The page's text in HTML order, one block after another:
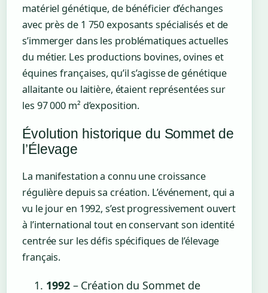
matériel génétique, de bénéficier d’échanges
avec près de 1 750 exposants spécialisés et de
s’immerger dans les problématiques actuelles
du métier. Les productions bovines, ovines et
équines françaises, qu’il s’agisse de génétique
allaitante ou laitière, étaient représentées sur
les 97 000 m² d’exposition.
Évolution historique du Sommet de
l’Élevage
La manifestation a connu une croissance
régulière depuis sa création. L’événement, qui a
vu le jour en 1992, s’est progressivement ouvert
à l’international tout en conservant son identité
centrée sur les défis spécifiques de l’élevage
français.
1992– Création du Sommet de